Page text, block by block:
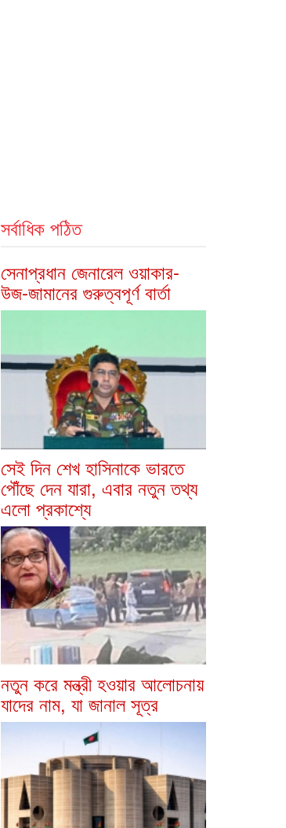
সর্বাধিক পঠিত
সেনাপ্রধান জেনারেল ওয়াকার-
উজ-জামানের গুরুত্বপূর্ণ বার্তা
সেই দিন শেখ হাসিনাকে ভারতে
পৌঁছে দেন যারা, এবার নতুন তথ্য
এলো প্রকাশ্যে
নতুন করে মন্ত্রী হওয়ার আলোচনায়
যাদের নাম, যা জানাল সূত্র